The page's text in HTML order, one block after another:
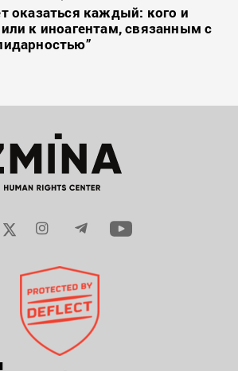
оказаться каждый: кого и
к иноагентам, связанным с